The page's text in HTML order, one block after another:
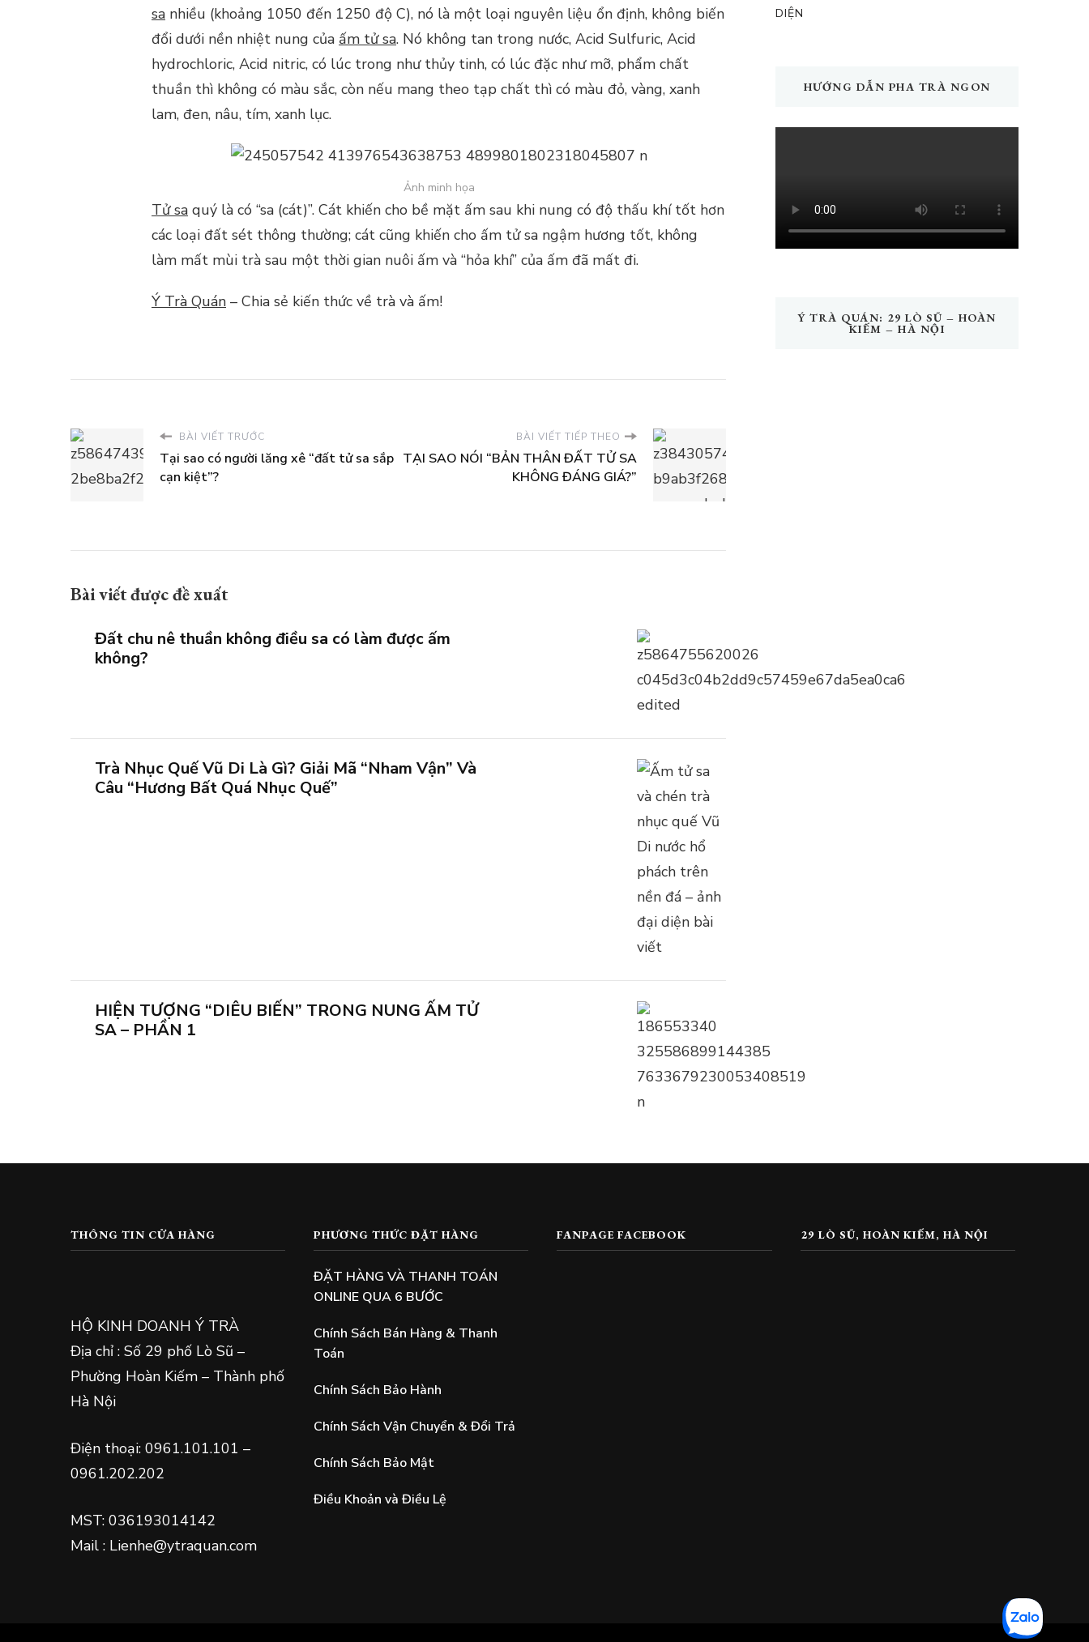
sa nhiều (khoảng 1050 đến 1250 độ C), nó là một loại nguyên liệu ổn định, không biến
đổi dưới nền nhiệt nung của ấm tử sa. Nó không tan trong nước, Acid Sulfuric, Acid
hydrochloric, Acid nitric, có lúc trong như thủy tinh, có lúc đặc như mỡ, phẩm chất
thuần thì không có màu sắc, còn nếu mang theo tạp chất thì có màu đỏ, vàng, xanh
lam, đen, nâu, tím, xanh lục.
Ảnh minh họa
Tử sa quý là có “sa (cát)”. Cát khiến cho bề mặt ấm sau khi nung có độ thấu khí tốt hơn
các loại đất sét thông thường; cát cũng khiến cho ấm tử sa ngậm hương tốt, không
làm mất mùi trà sau một thời gian nuôi ấm và “hỏa khí” của ấm đã mất đi.
Ý Trà Quán – Chia sẻ kiến thức về trà và ấm!
BÀI VIẾT TRƯỚC
Tại sao có người lăng xê “đất tử sa sắp
cạn kiệt”?
BÀI VIẾT TIẾP THEO
TẠI SAO NÓI “BẢN THÂN ĐẤT TỬ SA
KHÔNG ĐÁNG GIÁ?”
Bài viết được đề xuất
Đất chu nê thuần không điều sa có làm được ấm
không?
Trà Nhục Quế Vũ Di Là Gì? Giải Mã “Nham Vận” Và
Câu “Hương Bất Quá Nhục Quế”
HIỆN TƯỢNG “DIÊU BIẾN” TRONG NUNG ẤM TỬ
SA – PHẦN 1
HƯỚNG DẪN PHA TRÀ NGON
Ý TRÀ QUÁN: 29 LÒ SŨ – HOÀN
KIẾM – HÀ NỘI
THÔNG TIN CỬA HÀNG
HỘ KINH DOANH Ý TRÀ
Địa chỉ : Số 29 phố Lò Sũ –
Phường Hoàn Kiếm – Thành phố
Hà Nội
Điện thoại: 0961.101.101 –
0961.202.202
MST: 036193014142
Mail : Lienhe@ytraquan.com
PHƯƠNG THỨC ĐẶT HÀNG
ĐẶT HÀNG VÀ THANH TOÁN
ONLINE QUA 6 BƯỚC
Chính Sách Bán Hàng & Thanh
Toán
Chính Sách Bảo Hành
Chính Sách Vận Chuyển & Đổi Trả
Chính Sách Bảo Mật
Điều Khoản và Điều Lệ
FANPAGE FACEBOOK 29 LÒ SŨ, HOÀN KIẾM, HÀ NỘI